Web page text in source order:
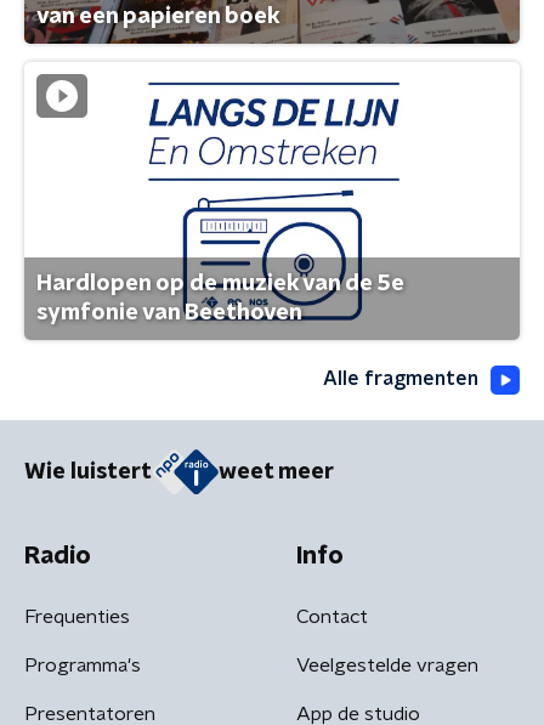
van een papieren boek
Hardlopen op de muziek van de 5e
symfonie van Beethoven
Alle fragmenten
Wie luistert weet meer
Radio
Frequenties
Programma's
Presentatoren
Info
Contact
Veelgestelde vragen
App de studio